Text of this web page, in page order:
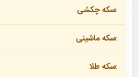
سکه چکشی
سکه ماشینی
سکه طلا